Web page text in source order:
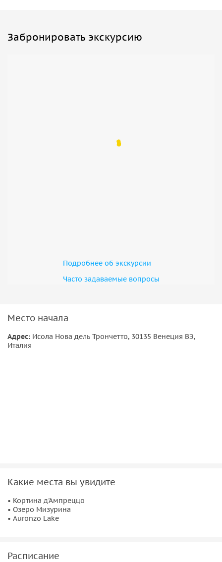
Забронировать экскурсию
Подробнее об экскурсии
Часто задаваемые вопросы
Место начала
Адрес: Исола Нова дель Трончетто, 30135 Венеция ВЭ,
Италия
Какие места вы увидите
• Кортина д'Ампреццо
• Озеро Мизурина
• Auronzo Lake
Расписание